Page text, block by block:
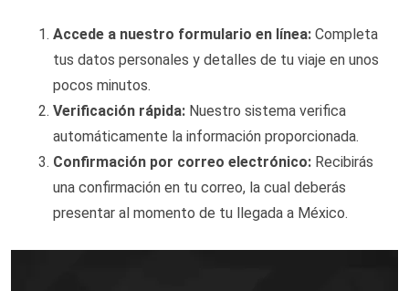
Accede a nuestro formulario en línea: Completa
tus datos personales y detalles de tu viaje en unos
pocos minutos.
Verificación rápida: Nuestro sistema verifica
automáticamente la información proporcionada.
Confirmación por correo electrónico: Recibirás
una confirmación en tu correo, la cual deberás
presentar al momento de tu llegada a México.